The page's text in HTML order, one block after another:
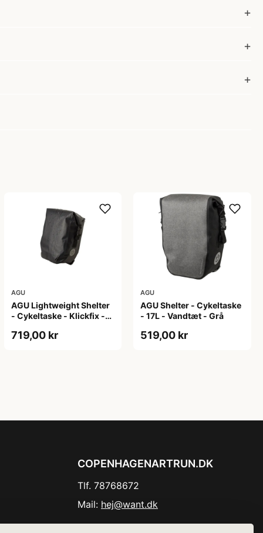
AGU
AGU Lightweight Shelter
- Cykeltaske - Klickfix -
719,00 kr
AGU
AGU Shelter - Cykeltaske
- 17L - Vandtæt - Grå
519,00 kr
COPENHAGENARTRUN.DK
Tlf. 78768672
Mail: hej@want.dk